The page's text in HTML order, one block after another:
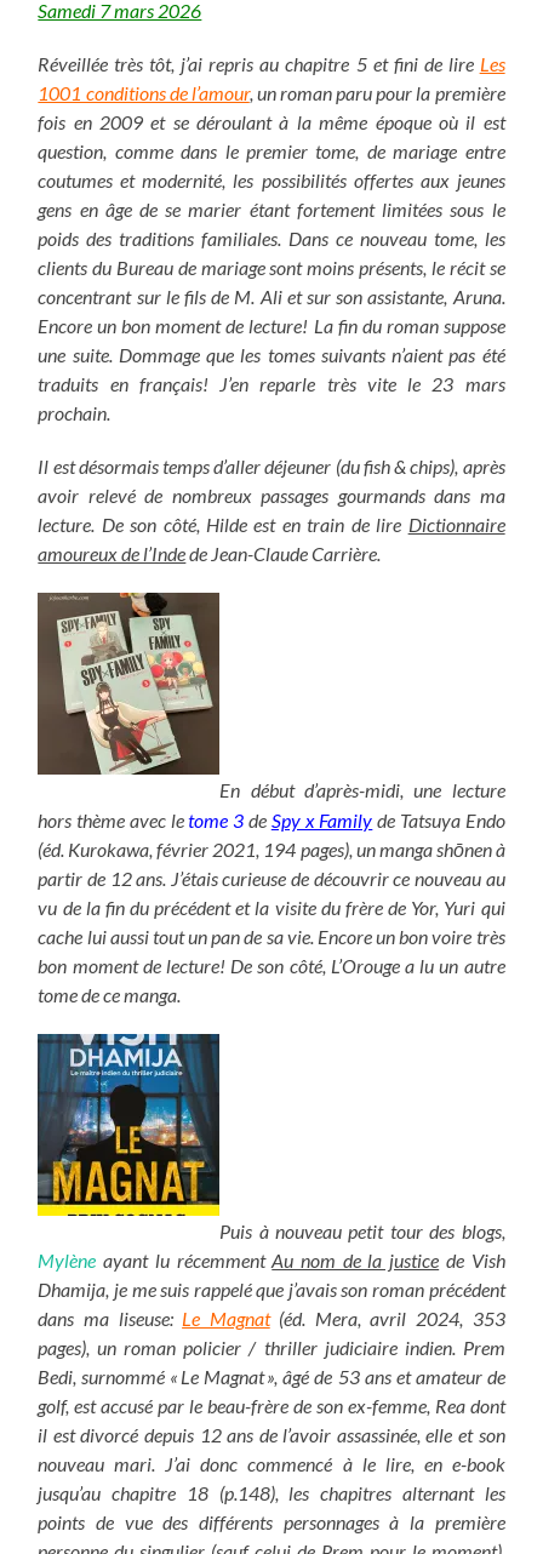
Samedi 7 mars 2026
Réveillée très tôt, j’ai repris au chapitre 5 et fini de lire Les
1001 conditions de l’amour, un roman paru pour la première
fois en 2009 et se déroulant à la même époque où il est
question, comme dans le premier tome, de mariage entre
coutumes et modernité, les possibilités offertes aux jeunes
gens en âge de se marier étant fortement limitées sous le
poids des traditions familiales. Dans ce nouveau tome, les
clients du Bureau de mariage sont moins présents, le récit se
concentrant sur le fils de M. Ali et sur son assistante, Aruna.
Encore un bon moment de lecture! La fin du roman suppose
une suite. Dommage que les tomes suivants n’aient pas été
traduits en français! J’en reparle très vite le 23 mars
prochain.
Il est désormais temps d’aller déjeuner (du fish & chips), après
avoir relevé de nombreux passages gourmands dans ma
lecture. De son côté, Hilde est en train de lire Dictionnaire
amoureux de l’Indede Jean-Claude Carrière.
En début d’après-midi, une lecture
hors thème avec letome 3 de Spy x Family de Tatsuya Endo
(éd. Kurokawa, février 2021, 194 pages), un manga shōnen à
partir de 12 ans. J’étais curieuse de découvrir ce nouveau au
vu de la fin du précédent et la visite du frère de Yor, Yuri qui
cache lui aussi tout un pan de sa vie. Encore un bon voire très
bon moment de lecture! De son côté, L’Orouge a lu un autre
tome de ce manga.
Puis à nouveau petit tour des blogs,
Mylène ayant lu récemmentAu nom de la justice de Vish
Dhamija, je me suis rappelé que j’avais son roman précédent
dans ma liseuse: Le Magnat(éd. Mera, avril 2024, 353
pages), un roman policier / thriller judiciaire indien. Prem
Bedi, surnommé « Le Magnat », âgé de 53 ans et amateur de
golf, est accusé par le beau-frère de son ex-femme, Rea dont
il est divorcé depuis 12 ans de l’avoir assassinée, elle et son
nouveau mari. J’ai donc commencé à le lire, en e-book
jusqu’au chapitre 18 (p.148), les chapitres alternant les
points de vue des différents personnages à la première